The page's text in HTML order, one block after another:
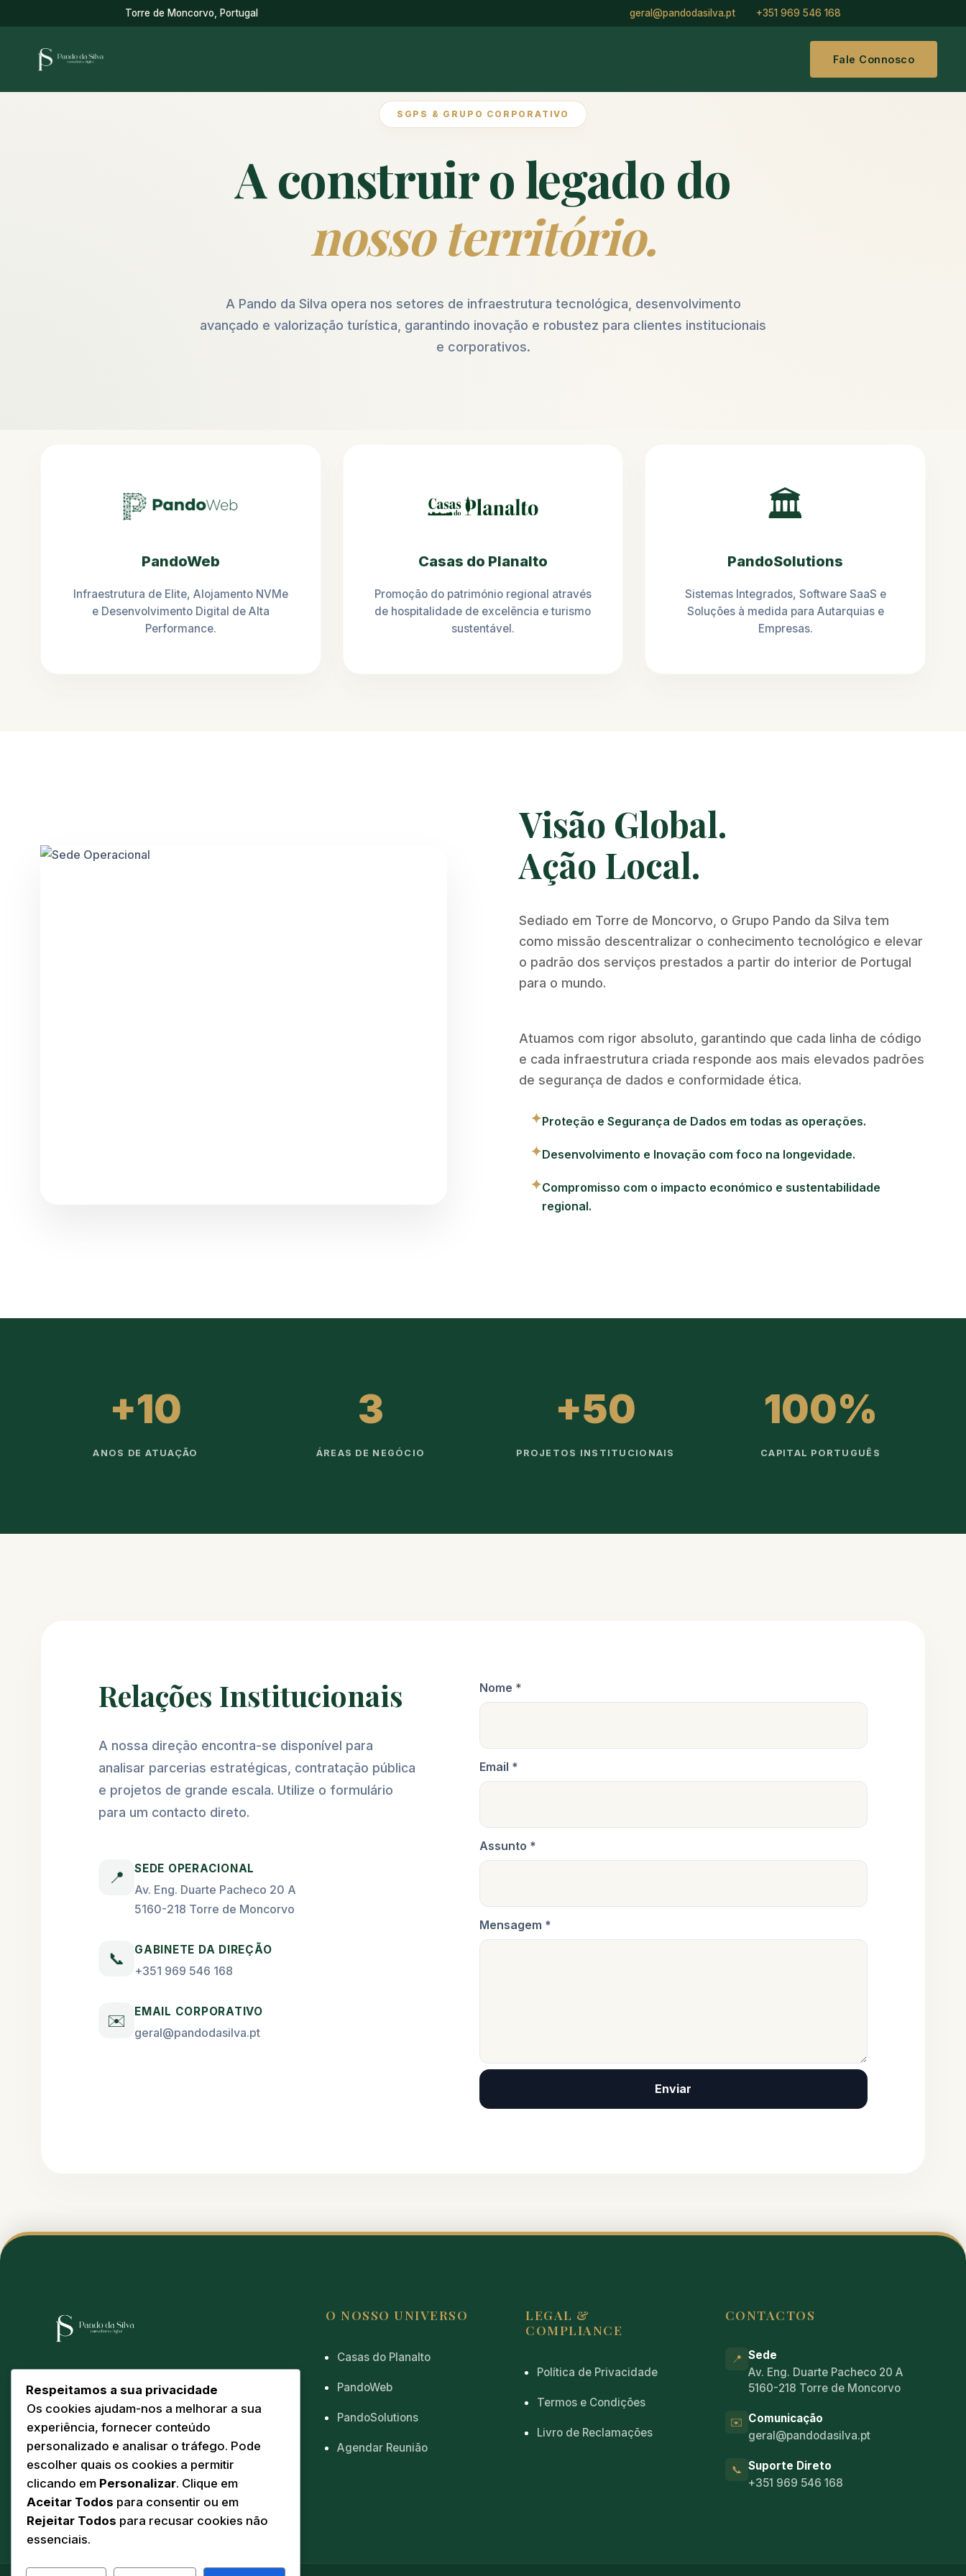
Torre de Moncorvo, Portugal geral@pandodasilva.pt +351 969 546 168
Fale Connosco
SGPS & GRUPO CORPORATIVO
A construir o legado do
nosso território.
A Pando da Silva opera nos setores de infraestrutura tecnológica, desenvolvimento
avançado e valorização turística, garantindo inovação e robustez para clientes institucionais
e corporativos.
PandoWeb
Infraestrutura de Elite, Alojamento NVMe
e Desenvolvimento Digital de Alta
Performance.
Casas do Planalto
Promoção do património regional através
de hospitalidade de excelência e turismo
sustentável.
🏛️
PandoSolutions
Sistemas Integrados, Software SaaS e
Soluções à medida para Autarquias e
Empresas.
Visão Global.
Ação Local.
Sediado em Torre de Moncorvo, o Grupo Pando da Silva tem
como missão descentralizar o conhecimento tecnológico e elevar
o padrão dos serviços prestados a partir do interior de Portugal
para o mundo.
Atuamos com rigor absoluto, garantindo que cada linha de código
e cada infraestrutura criada responde aos mais elevados padrões
de segurança de dados e conformidade ética.
✦Proteção e Segurança de Dados em todas as operações.
✦Desenvolvimento e Inovação com foco na longevidade.
✦Compromisso com o impacto económico e sustentabilidade
regional.
+10
ANOS DE ATUAÇÃO
3
ÁREAS DE NEGÓCIO
+50
PROJETOS INSTITUCIONAIS
100%
CAPITAL PORTUGUÊS
Relações Institucionais
A nossa direção encontra-se disponível para
analisar parcerias estratégicas, contratação pública
e projetos de grande escala. Utilize o formulário
para um contacto direto.
📍 SEDE OPERACIONAL
Av. Eng. Duarte Pacheco 20 A
5160-218 Torre de Moncorvo
📞 GABINETE DA DIREÇÃO
+351 969 546 168
✉️ EMAIL CORPORATIVO
geral@pandodasilva.pt
Nome *
Email *
Assunto *
Mensagem *
Enviar
instituições que exigem solidez, ética e
escala. Sediados em Torre de Moncorvo,
servimos o futuro a partir do coração do
O NOSSO UNIVERSO
Casas do Planalto
PandoWeb
PandoSolutions
Agendar Reunião
LEGAL &
COMPLIANCE
Política de Privacidade
Termos e Condições
Livro de Reclamações
CONTACTOS
📍 Sede
Av. Eng. Duarte Pacheco 20 A
5160-218 Torre de Moncorvo
✉️ Comunicação
geral@pandodasilva.pt
📞 Suporte Direto
+351 969 546 168
Respeitamos a sua privacidade
Os cookies ajudam-nos a melhorar a sua
experiência, fornecer conteúdo
personalizado e analisar o tráfego. Pode
escolher quais os cookies a permitir
clicando em Personalizar. Clique em
Aceitar Todos para consentir ou em
Rejeitar Todos para recusar cookies não
essenciais.